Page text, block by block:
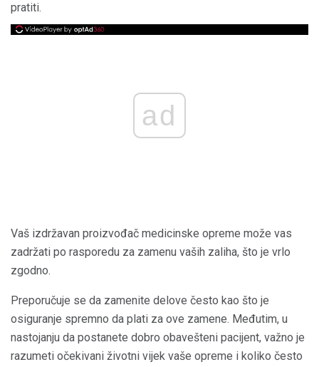
pratiti.
ad
Vaš izdržavan proizvođač medicinske opreme može vas
zadržati po rasporedu za zamenu vaših zaliha, što je vrlo
zgodno.
Preporučuje se da zamenite delove često kao što je
osiguranje spremno da plati za ove zamene. Međutim, u
nastojanju da postanete dobro obavešteni pacijent, važno je
razumeti očekivani životni vijek vaše opreme i koliko često